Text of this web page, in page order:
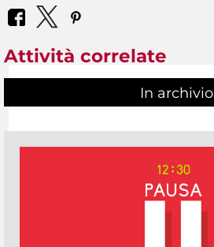
Attività correlate
In archivio